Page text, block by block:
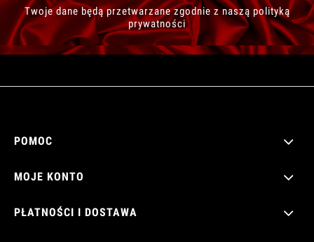
Twoje dane będą przetwarzane zgodnie z naszą polityką
prywatności
POMOC
MOJE KONTO
PŁATNOŚCI I DOSTAWA